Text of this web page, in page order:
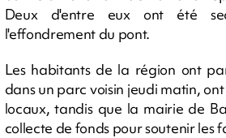
Deux d'entre eux ont été
l'effondrement du pont.
Les habitants de la région ont
dans un parc voisin jeudi matin,
locaux, tandis que la mairie de
collecte de fonds pour soutenir les